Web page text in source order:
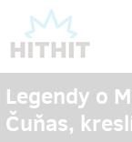
Legendy o
Čuňas,